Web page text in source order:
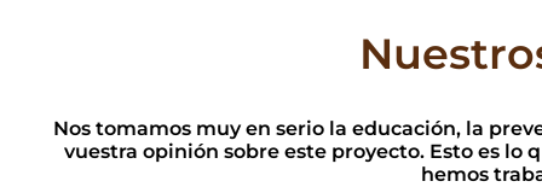
Nos tomamos muy en serio la educación, la
vuestra opinión sobre este proyecto. Esto es lo
hemos